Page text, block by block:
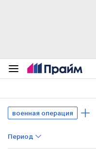
военная операция
Период